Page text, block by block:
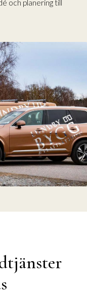
och planering till